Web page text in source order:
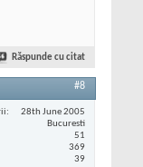
Răspunde cu citat
#8
28th June 2005
Bucuresti
51
369
39